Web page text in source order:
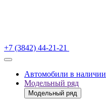
+7 (3842) 44-21-21
Автомобили в наличии
Модельный ряд
Модельный ряд